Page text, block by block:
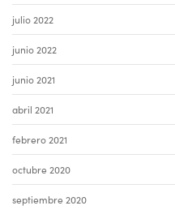
julio 2022
junio 2022
junio 2021
abril 2021
febrero 2021
octubre 2020
septiembre 2020